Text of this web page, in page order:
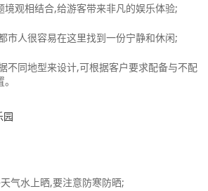
境观相结合,给游客带来非凡的娱乐体验;
市人很容易在这里找到一份宁静和休闲;
不同地型来设计,可根据客户要求配备与不配
气水上晒,要注意防寒防晒;